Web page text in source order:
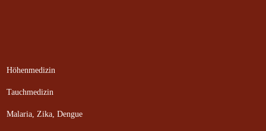
Höhenmedizin
Tauchmedizin
Malaria, Zika, Dengue